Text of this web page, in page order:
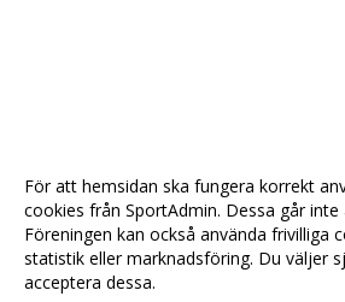
För att hemsidan ska fungera korrekt
cookies från SportAdmin. Dessa går inte
Föreningen kan också använda frivilliga
statistik eller marknadsföring. Du väljer
acceptera dessa.